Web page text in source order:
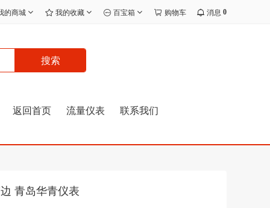
的商城 我的收藏 百宝箱 购物车 消息 0
搜索
返回首页 流量仪表 联系我们
青岛华青仪表